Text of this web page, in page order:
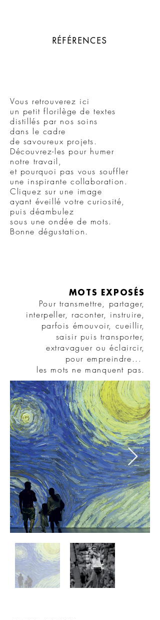
RÉFÉRENCES
Vous retrouverez ici
un petit florilège de textes
distillés par nos soins
dans le cadre
de savoureux projets.
Découvrez-les pour humer
notre travail,
et pourquoi pas vous souffler
une inspirante collaboration.
Cliquez sur une image
ayant éveillé votre curiosité,
puis déambulez
sous une ondée de mots.
Bonne dégustation.
MOTS EXPOSÉS
Pour transmettre, partager,
interpeller, raconter, instruire,
parfois émouvoir, cueillir,
saisir puis transporter,
extravaguer ou éclaircir,
pour empreindre...
les mots ne manquent pas.